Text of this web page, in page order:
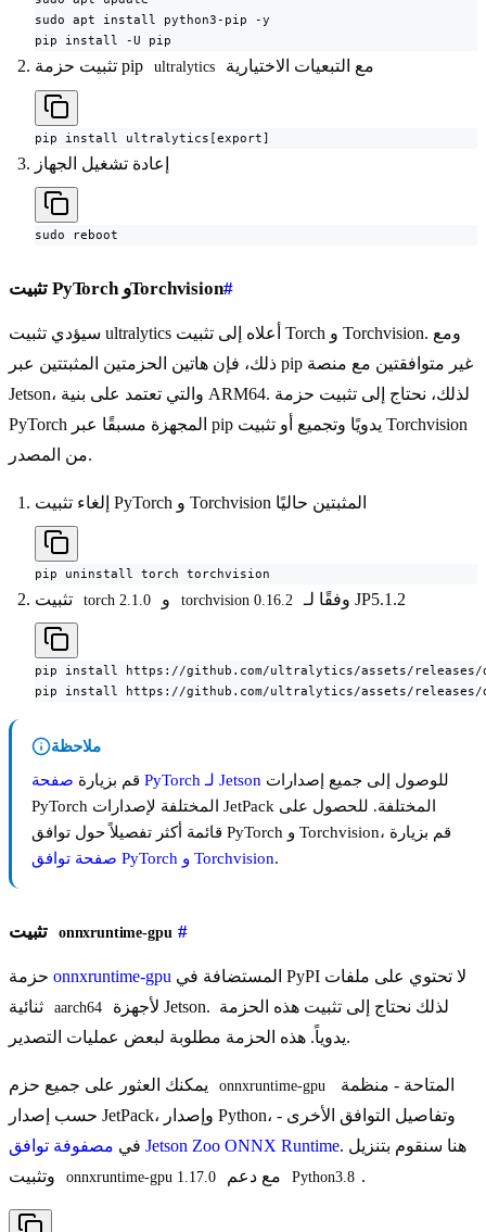
sudo apt install python3-pip -y
pip install -U pip
تثبيت حزمة pip ultralytics مع التبعيات الاختيارية
pip install ultralytics[export]
إعادة تشغيل الجهاز
sudo reboot
تثبيت PyTorch وTorchvision#
سيؤدي تثبيت ultralytics أعلاه إلى تثبيت Torch و Torchvision. ومع
ذلك، فإن هاتين الحزمتين المثبتتين عبر pip غير متوافقتين مع منصة
Jetson، والتي تعتمد على بنية ARM64. لذلك، نحتاج إلى تثبيت حزمة
PyTorch المجهزة مسبقًا عبر pip يدويًا وتجميع أو تثبيت Torchvision
من المصدر.
إلغاء تثبيت PyTorch و Torchvision المثبتين حاليًا
pip uninstall torch torchvision
torch 2.1.0 torchvision 0.16.2 وفقًا لـ JP5.1.2
pip install https://github.com/ultralytics/assets/releases/
pip install https://github.com/ultralytics/assets/releases/
ملاحظة
قم بزيارة
صفحة PyTorch لـ Jetson
PyTorch المختلفة لإصدارات JetPack المختلفة. للحصول على
قائمة أكثر تفصيلاً حول توافق PyTorch و Torchvision، قم بزيارة
صفحة توافق PyTorch و Torchvision.
onnxruntime-gpu #
onnxruntime-gpu
aarch64
يدوياً. هذه الحزمة مطلوبة لبعض عمليات التصدير.
onnxruntime-gpu
حسب إصدار JetPack، وإصدار Python، وتفاصيل التوافق الأخرى -
في مصفوفة توافق Jetson Zoo ONNX Runtime. هنا سنقوم بتنزيل
onnxruntime-gpu 1.17.0 Python3.8 .